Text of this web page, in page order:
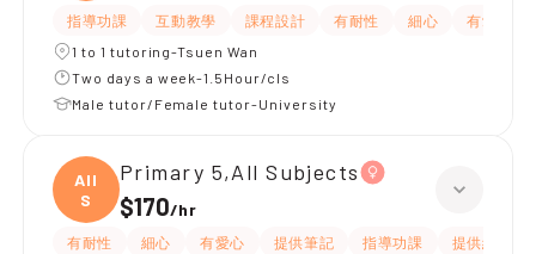
指導功課 互動教學 課程設計 有耐性 細心
有愛心
1 to 1 tutoring-Tsuen Wan
Two days a week-1.5Hour/cls
Male tutor/Female tutor-University
All
S
Primary 5,All Subjects
$170/hr
有耐性 細心 有愛心 提供筆記 指導功課
提供練習題